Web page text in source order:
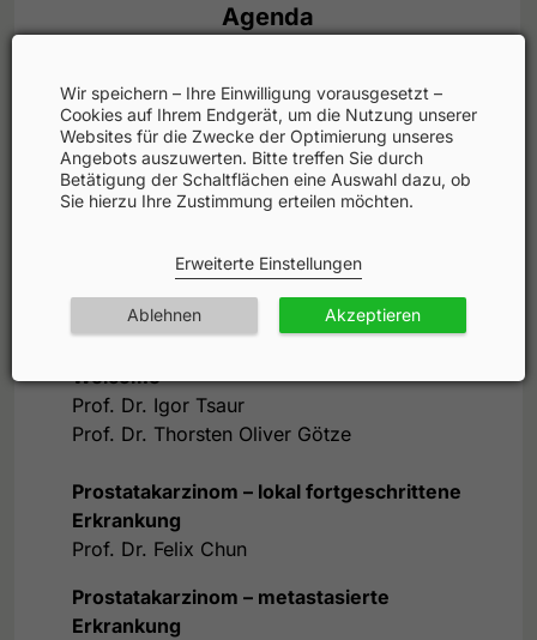
Agenda
Faculty
Fortbildungspartner
Moderation: Prof. Dr. Thorsten Oliver
Welcome
Prof. Dr. Igor Tsaur
Prof. Dr. Thorsten Oliver Götze
Prostatakarzinom – lokal fortgeschrittene
Erkrankung
Prof. Dr. Felix Chun
Prostatakarzinom – metastasierte
Erkrankung
Wir speichern – Ihre Einwilligung vorausgesetzt –
Cookies auf Ihrem Endgerät, um die Nutzung unserer
Websites für die Zwecke der Optimierung unseres
Angebots auszuwerten. Bitte treffen Sie durch
Betätigung der Schaltflächen eine Auswahl dazu, ob
Sie hierzu Ihre Zustimmung erteilen möchten.
Erweiterte Einstellungen
Ablehnen Akzeptieren